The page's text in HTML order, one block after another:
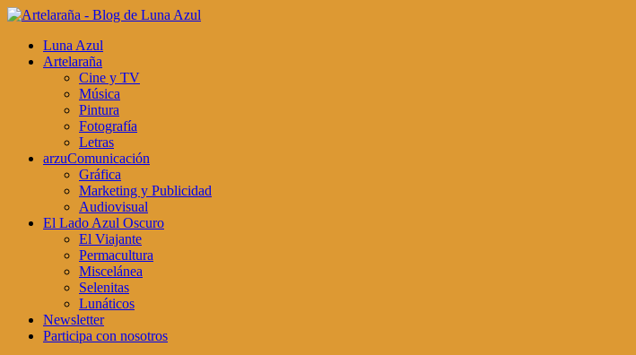
Luna Azul
Artelaraña
Cine y TV
Música
Pintura
Fotografía
Letras
arzuComunicación
Gráfica
Marketing y Publicidad
Audiovisual
El Lado Azul Oscuro
El Viajante
Permacultura
Miscelánea
Selenitas
Lunáticos
Newsletter
Participa con nosotros